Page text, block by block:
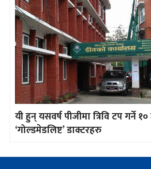
यी हुन् यसवर्ष पीजीमा त्रिवि टप गर्ने
‘गोल्डमेडलिष्ट’ डाक्टरहरु